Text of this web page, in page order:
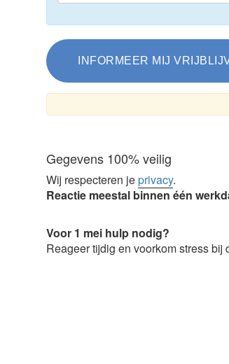
Gegevens 100% veilig
Wij respecteren jeprivacy.
Reactie meestal binnen één
Voor 1 mei hulp nodig?
Reageer tijdig en voorkom stress bij